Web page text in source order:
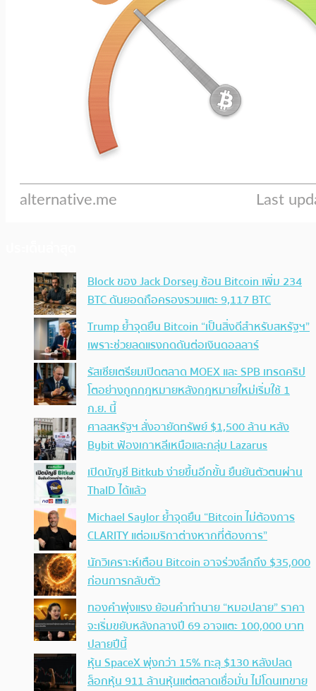
Block ของ Jack Dorsey ช้อน Bitcoin เพิ่ม 234
BTC ดันยอดถือครองรวมแตะ 9,117 BTC
Trump ย้ำจุดยืน Bitcoin “เป็นสิ่งดีสำหรับสหรัฐฯ”
เพราะช่วยลดแรงกดดันต่อเงินดอลลาร์
รัสเซียเตรียมเปิดตลาด MOEX และ SPB เทรดคริป
โตอย่างถูกกฎหมายหลังกฎหมายใหม่เริ่มใช้ 1
ก.ย. นี้
ศาลสหรัฐฯ สั่งอายัดทรัพย์ $1,500 ล้าน หลัง
Bybit ฟ้องเกาหลีเหนือและกลุ่ม Lazarus
เปิดบัญชี Bitkub ง่ายขึ้นอีกขั้น ยืนยันตัวตนผ่าน
ThaID ได้แล้ว
Michael Saylor ย้ำจุดยืน “Bitcoin ไม่ต้องการ
CLARITY แต่อเมริกาต่างหากที่ต้องการ”
นักวิเคราะห์เตือน Bitcoin อาจร่วงลึกถึง $35,000
ก่อนการกลับตัว
ทองคำพุ่งแรง ย้อนคำทำนาย “หมอปลาย” ราคา
จะเริ่มขยับหลังกลางปี 69 อาจแตะ 100,000 บาท
ปลายปีนี้
หุ้น SpaceX พุ่งกว่า 15% ทะลุ $130 หลังปลด
ล็อกหุ้น 911 ล้านหุ้นแต่ตลาดเชื่อมั่น ไม่โดนเทขาย